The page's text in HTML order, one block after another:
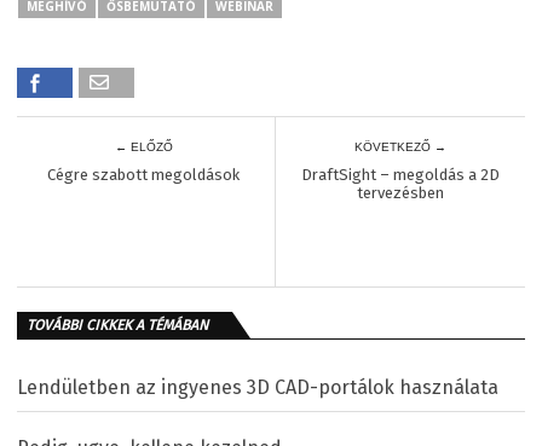
MEGHÍVÓ
ŐSBEMUTATÓ WEBINAR
← ELŐZŐ
Cégre szabott megoldások
KÖVETKEZŐ →
DraftSight – megoldás a 2D
tervezésben
TOVÁBBI CIKKEK A TÉMÁBAN
Lendületben az ingyenes 3D CAD-portálok használata